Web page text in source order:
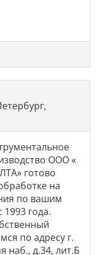
ООО «
готово
на
по вашим
года.
по адресу г.
наб., д.34, лит.Б